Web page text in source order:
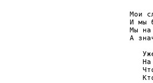
Мои
И мы
Мы
А
На